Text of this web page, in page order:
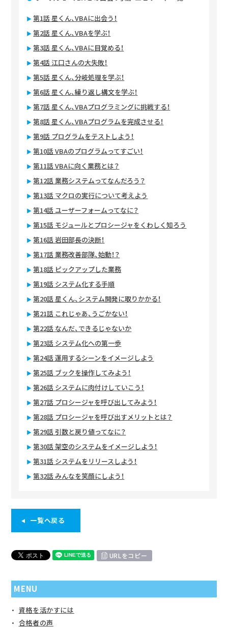
第1話 星くん、VBAに出会う！
第2話 星くん、VBAを学ぶ！
第3話 星くん、VBAに目覚める！
第4話 江口さんの大失敗！
第5話 星くん、分岐処理を学ぶ！
第6話 星くん、繰り返し構文を学ぶ！
第7話 星くん、VBAプログラミングに挑戦する！
第8話 星くん、VBAプログラムを完成させる！
第9話 プログラムをテストしよう！
第10話 VBAのプログラムってすごい！
第11話 VBAに向く業務とは？
第12話 業務システムってなんだろう？
第13話 マクロの実行について考えよう
第14話 ユーザーフォームってなに？
第15話 モジュールとプロシージャをくわしく知ろう
第16話 岩田部長の決断！
第17話 業務改善部隊、始動！？
第18話 ピックアップした業務
第19話 システム化する手順
第20話 星くん、システム開発に取りかかる！
第21話 これじゃあ、うごかない！
第22話 なんだ、できるじゃないか
第23話 システム化への第一歩
第24話 運用するシーンをイメージしよう
第25話 ブックを操作してみよう！
第26話 システムに肉付けしていこう！
第27話 プロシージャを呼び出してみよう！
第28話 プロシージャを呼び出すメリットとは？
第29話 引数と戻り値ってなに？
第30話 架空のシステムをイメージしよう！
第31話 システムをリリースしよう！
第32話 みんなを笑顔にしよう！
一覧へ戻る
URLをコピー
MENU
資格を活かすには
合格者の声